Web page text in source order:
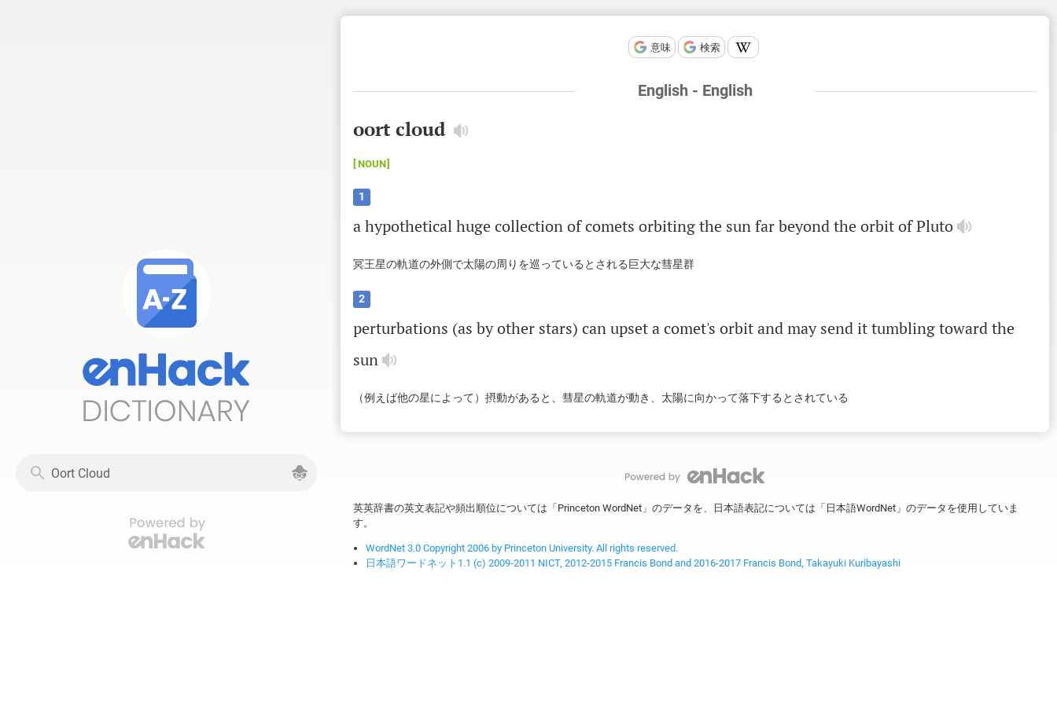
意味 検索
English - English
oort cloud
NOUN
1
ahypotheticalhuge collectionofcomets orbitingthe sunfarbeyondthe orbitofPluto
冥王星の軌道の外側で太陽の周りを巡っているとされる巨大な彗星群
2
perturbations (as byother stars)canupsetacomet's orbitandmay send ittumblingtowardthe
sun
（例えば他の星によって）摂動があると、彗星の軌道が動き、太陽に向かって落下するとされている
英英辞書の英文表記や頻出順位については「Princeton WordNet」のデータを、日本語表記については「日本語WordNet」のデータを使用していま
す。
WordNet 3.0 Copyright 2006 by Princeton University. All rights reserved.
日本語ワードネット1.1 (c) 2009-2011 NICT, 2012-2015 Francis Bond and 2016-2017 Francis Bond, Takayuki Kuribayashi